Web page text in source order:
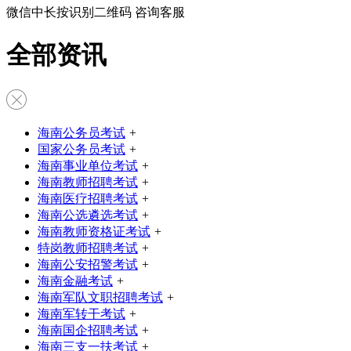
微信中长按识别二维码 咨询客服
全部资讯
海南公务员考试 +
国家公务员考试 +
海南事业单位考试 +
海南教师招聘考试 +
海南医疗招聘考试 +
海南公选遴选考试 +
海南教师资格证考试 +
特岗教师招聘考试 +
海南公安招警考试 +
海南金融考试 +
海南军队文职招聘考试 +
海南军转干考试 +
海南国企招聘考试 +
海南三支一扶考试 +